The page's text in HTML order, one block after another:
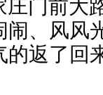
门前大
闹、风风
的返了回